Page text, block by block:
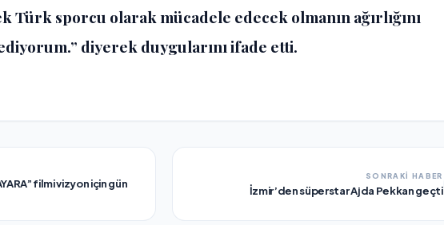
Türk sporcu olarak mücadele edecek olmanın ağırlığını
diyerek duygularını ifade etti.
filmi vizyon için gün
SONRAKİ HABER
İzmir’den süperstar Ajda Pekkan geçti